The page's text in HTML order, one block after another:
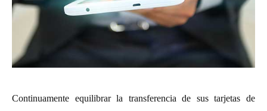
Continuamente equilibrar la transferencia de sus tarjetas de